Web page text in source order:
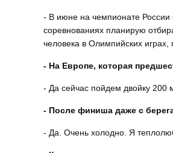
- В июне на чемпионате
соревнованиях планирую
человека в Олимпийских играх,
- На Европе, которая
- Да сейчас пойдем двойку 200
- После финиша даже с
- Да. Очень холодно. Я